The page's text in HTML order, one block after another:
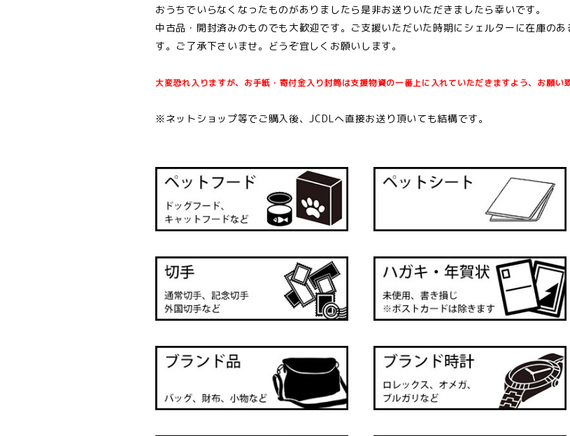
おうちでいらなくなったものがありましたら是非お送りいただきましたら幸いです。
中古品・開封済みのものでも大歓迎です。ご支援いただいた時期にシェルターに在庫の
す。ご了承下さいませ。どうぞ宜しくお願いします。
大変恐れ入りますが、お手紙・寄付金入り封筒は支援物資の一番上に入れていただきますよう、お願い
※ネットショップ等でご購入後、JCDLへ直接お送り頂いても結構です。